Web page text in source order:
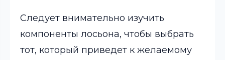
Следует внимательно изучить
компоненты лосьона, чтобы выбрать
тот, который приведет к желаемому